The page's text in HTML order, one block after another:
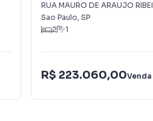
RUA MAURO DE ARAUJO
Sao Paulo, SP
2
1
R$ 223.060,00Venda